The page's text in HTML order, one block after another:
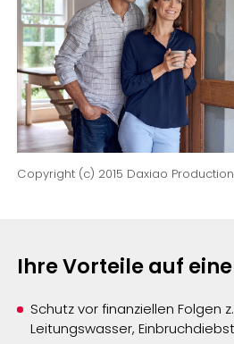
Copyright (c) 2015 Daxiao
Ihre Vorteile auf
Schutz vor finanziellen Folgen
Leitungswasser,